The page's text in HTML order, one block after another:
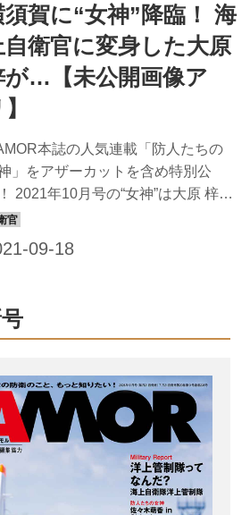
も訓練も頑張れると評判です。 女
自衛官を輩出する、海上自衛隊横須
育隊 海上自衛隊横須賀教育隊（以
横教）は、神奈川県横須賀市の陸
衛隊武山駐屯地内にあります。隣
は航空自衛隊武山分屯基地もあり、
武山地区に陸・海・空3自衛隊の部
そろう全国でも珍しい環境です。
隊とは自衛隊における各種教育を
...
須賀に“女神”降臨！ 海
自衛官に変身した大原
が…【未公開画像ア
本誌の人気連載「防人たちの
」をアザーカットを含め特別公
2021年10月号の“女神”は大原 梓さ
横須賀教育隊での撮影を終えた感
ずなのに、学生の皆さんは、たく
くて活力を感じました。女性の隊
られて、同性なのに頼りたくなっ
うほどでした。 仲間たちと支え合
がらつらい訓練を乗り越えて、立
“船乗り”として活躍する姿を楽しみ
しています！ 本誌未公開のアザーカ
トはこちら！ 【大原 梓】 2000年1月